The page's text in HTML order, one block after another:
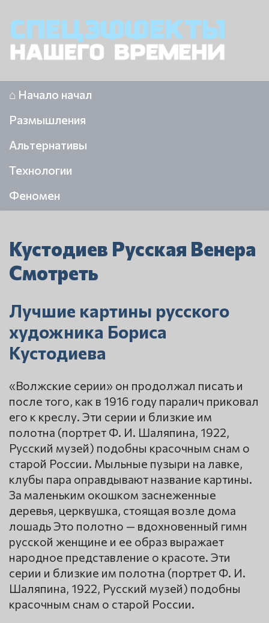
⌂ Начало начал
Размышления
Альтернативы
Технологии
Феномен
Кустодиев Русская Венера
Смотреть
Лучшие картины русского
художника Бориса
Кустодиева
«Волжские серии» он продолжал писать и
после того, как в 1916 году паралич приковал
его к креслу. Эти серии и близкие им
полотна (портрет Ф. И. Шаляпина, 1922,
Русский музей) подобны красочным снам о
старой России. Мыльные пузыри на лавке,
клубы пара оправдывают название картины.
За маленьким окошком заснеженные
деревья, церквушка, стоящая возле дома
лошадь Это полотно — вдохновенный гимн
русской женщине и ее образ выражает
народное представление о красоте. Эти
серии и близкие им полотна (портрет Ф. И.
Шаляпина, 1922, Русский музей) подобны
красочным снам о старой России.